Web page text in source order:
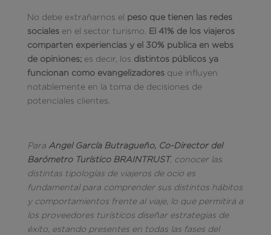
No debe extrañarnos el peso que tienen las redes
sociales en el sector turismo. El 41% de los viajeros
comparten experiencias y el 30% publica en webs
de opiniones;es decir, los distintos públicos ya
funcionan como evangelizadoresque influyen
notablemente en la toma de decisiones de
potenciales clientes.
Para Angel García Butragueño, Co-Director del
Barómetro Turístico BRAINTRUST, conocer las
distintas tipologías de viajeros de ocio es
fundamental para comprender sus distintos hábitos
y comportamientos frente al viaje, lo que permitirá a
los proveedores turísticos diseñar estrategias de
éxito, estando presentes en todas las fases del